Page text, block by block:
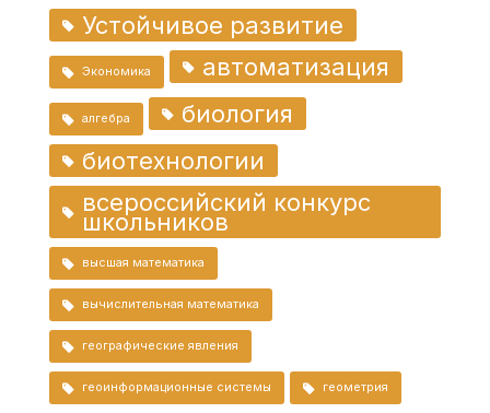
Устойчивое развитие
Экономика автоматизация
алгебра
биология
биотехнологии
всероссийский конкурс
школьников
высшая математика
вычислительная математика
географические явления
геоинформационные системы геометрия